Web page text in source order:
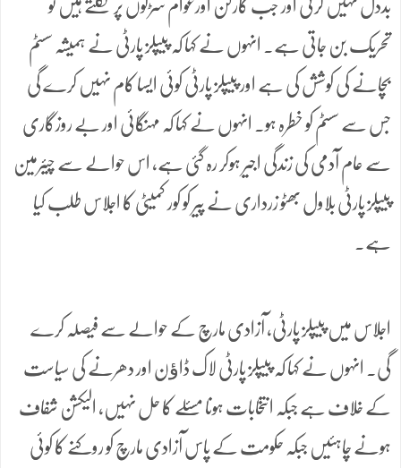
بددل نہیں کرتی اور جب کارکن اورعوام سڑکوں پر نکلتے ہیں تو
تحریک بن جاتی ہے۔ انہوں نے کہا کہ پیپلز پارٹی نے ہمیشہ سسٹم
بچانے کی کوشش کی ہے اور پیپلز پارٹی کوئی ایسا کام نہیں کرے گی
جس سے سسٹم کو خطرہ ہو۔ انہوں نے کہا کہ مہنگائی اور بے روزگاری
سے عام آدمی کی زندگی اجیر ہوکر رہ گئی ہے، اس حوالے سے چیئرمین
پیپلز پارٹی بلاول بھٹو زرداری نے پیر کو کور کمیٹی کا اجلاس طلب کیا
ہے۔
اجلاس میں پیپلز پارٹی، آزادی مارچ کے حوالے سے فیصلہ کرے
گی۔ انہوں نے کہا کہ پیپلز پارٹی لاک ڈاﺅن اور دھرنے کی سیاست
کے خلاف ہے جبکہ انتخابات ہونا مسئلے کا حل نہیں، الیکشن شفاف
ہونے چاہئیں جبکہ حکومت کے پاس آزادی مارچ کو روکنے کا کوئی